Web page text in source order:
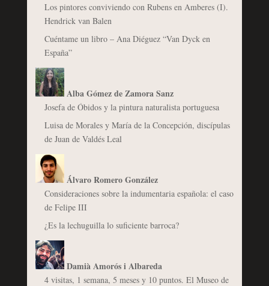
Los pintores conviviendo con Rubens en Amberes (I).
Hendrick van Balen
Cuéntame un libro – Ana Diéguez “Van Dyck en
España”
Alba Gómez de Zamora Sanz
Josefa de Óbidos y la pintura naturalista portuguesa
Luisa de Morales y María de la Concepción, discípulas
de Juan de Valdés Leal
Álvaro Romero González
Consideraciones sobre la indumentaria española: el caso
de Felipe III
¿Es la lechuguilla lo suficiente barroca?
Damià Amorós i Albareda
4 visitas, 1 semana, 5 meses y 10 puntos. El Museo de